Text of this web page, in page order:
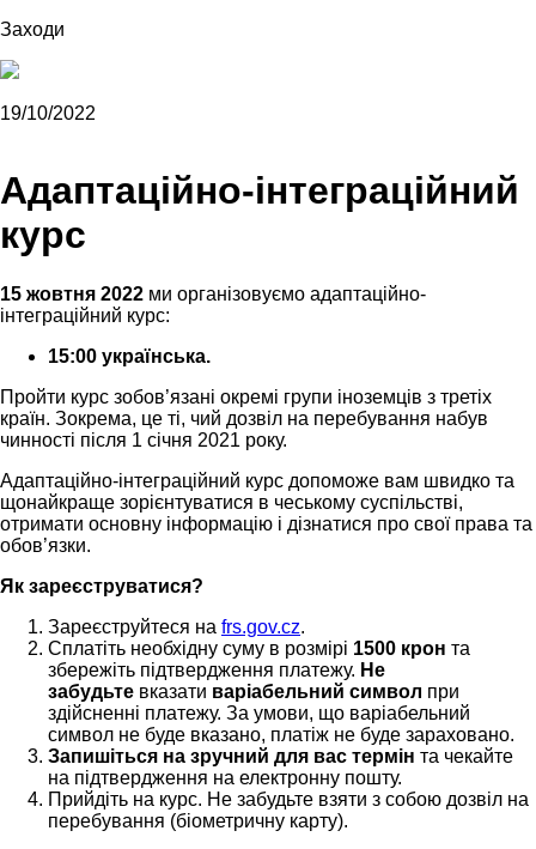
Заходи
19/10/2022
Aдаптаційно-інтеграційний
курс
15 жовтня 2022 ми організовуємо адаптаційно-
інтеграційний курс:
15:00 українська.
Пройти курс зобов’язані окремі групи іноземців з третіх
країн. Зокрема, це ті, чий дозвіл на перебування набув
чинності після 1 січня 2021 року.
Адаптаційно-інтеграційний курс допоможе вам швидко та
щонайкраще зорієнтуватися в чеському суспільстві,
отримати основну інформацію і дізнатися про свої права та
обов’язки.
Як зареєструватися?
Зареєструйтеся на frs.gov.cz.
Сплатіть необхідну суму в розмірі 1500 крон та
збережіть підтвердження платежу. Не
забудьте вказати варіабельний символ при
здійсненні платежу. За умови, що варіабельний
символ не буде вказано, платіж не буде зараховано.
Запишіться на зручний для вас термін та чекайте
на підтвердження на електронну пошту.
Прийдіть на курс. Не забудьте взяти з собою дозвіл на
перебування (біометричну карту).